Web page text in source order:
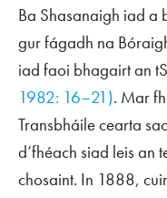
Ba Shasanaigh iad a
gur fágadh na
iad faoi bhagairt an
1982: 16–21). Mar
Transbháile cearta
d’fhéach siad leis an
chosaint. In 1888,